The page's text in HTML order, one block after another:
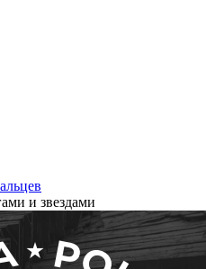
и звездами